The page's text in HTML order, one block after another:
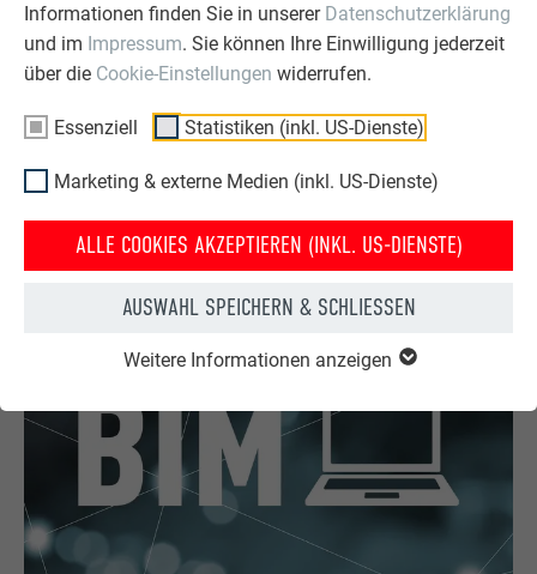
Informationen finden Sie in unserer Datenschutzerklärung
und im Impressum. Sie können Ihre Einwilligung jederzeit
über die Cookie-Einstellungen widerrufen.
Essenziell Statistiken (inkl. US-Dienste)
Marketing & externe Medien (inkl. US-Dienste)
ALLE COOKIES AKZEPTIEREN (INKL. US-DIENSTE)
AUSWAHL SPEICHERN & SCHLIESSEN
Weitere Informationen anzeigen
Außergewöhnliche Architektur
Hier präsentieren wir Ihnen die außergewöhnlichsten PREFA
Objekte. Die PREFARENZEN veranschaulichen, was
entstehen kann, wenn die Innovationskraft der
Architekturbüros auf die Präzision der Handwerkskunst trifft.
ZU DEN PREFARENZEN